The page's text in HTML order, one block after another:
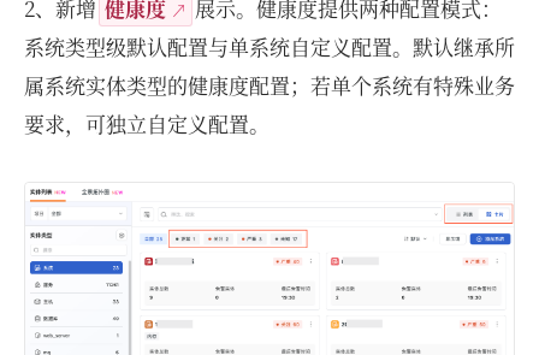
2、新增 健康度
展示。健康度提供两种配置模式：
系统类型级默认配置与单系统自定义配置。默认继承所
属系统实体类型的健康度配置；若单个系统有特殊业务
要求，可独立自定义配置。